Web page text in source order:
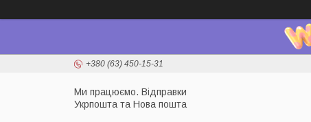
+380 (63) 450-15-31
Ми працюємо. Відправки
Укрпошта та Нова пошта